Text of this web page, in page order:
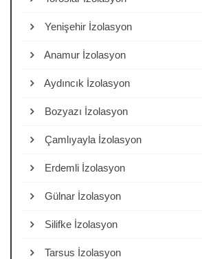
Yenişehir İzolasyon
Anamur İzolasyon
Aydıncık İzolasyon
Bozyazı İzolasyon
Çamlıyayla İzolasyon
Erdemli İzolasyon
Gülnar İzolasyon
Silifke İzolasyon
Tarsus İzolasyon